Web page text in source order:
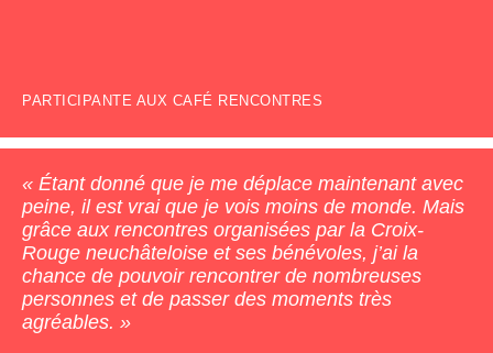
PARTICIPANTE AUX CAFÉ RENCONTRES
Étant donné que je me déplace maintenant avec
peine, il est vrai que je vois moins de monde. Mais
grâce aux rencontres organisées par la Croix-
Rouge neuchâteloise et ses bénévoles, j’ai la
chance de pouvoir rencontrer de nombreuses
personnes et de passer des moments très
agréables.